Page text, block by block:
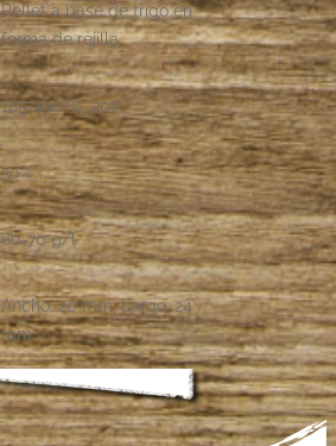
Pellet a base de trigo en
forma de rejilla
185-190 ºc, 20s
30%
60-70 g/l
Ancho: 20 mm, Largo: 24
mm